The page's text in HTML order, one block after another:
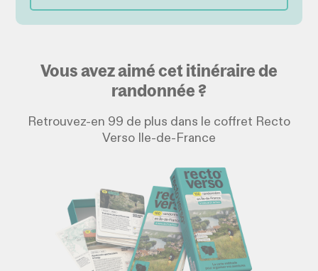
Vous avez aimé cet itinéraire de
randonnée ?
Retrouvez-en 99 de plus dans le coffret Recto
Verso Ile-de-France